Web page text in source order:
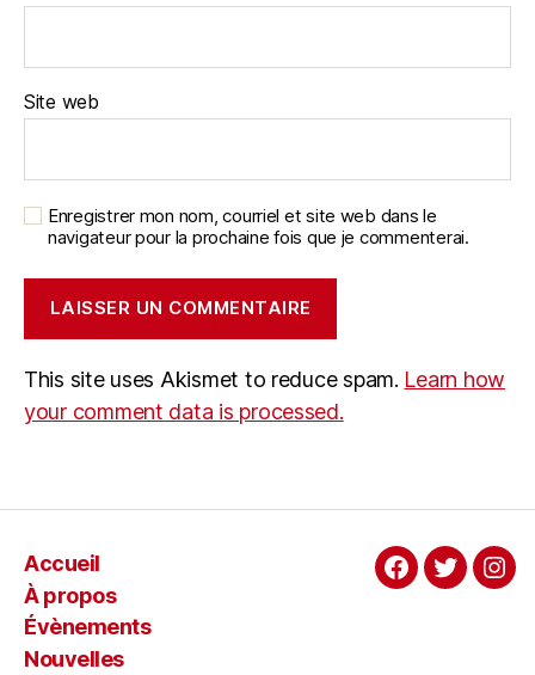
Site web
Enregistrer mon nom, courriel et site web dans le
navigateur pour la prochaine fois que je commenterai.
This site uses Akismet to reduce spam. Learn how
your comment data is processed.
Accueil
À propos
Évènements
Nouvelles
Facebook
Twitter